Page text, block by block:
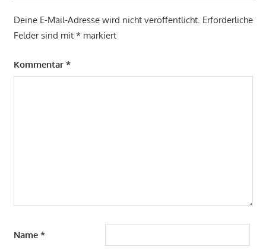
Deine E-Mail-Adresse wird nicht veröffentlicht. Erforderliche
Felder sind mit *markiert
Kommentar *
Name *